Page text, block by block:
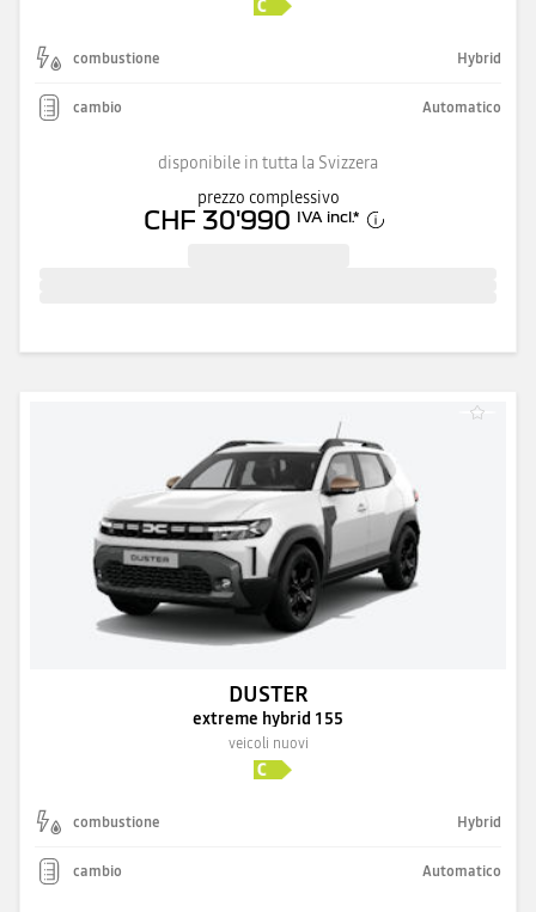
combustione Hybrid
cambio Automatico
disponibile in tutta la Svizzera
prezzo complessivo
CHF 30'990 IVA incl.*
DUSTER
extreme hybrid 155
veicoli nuovi
combustione Hybrid
cambio Automatico